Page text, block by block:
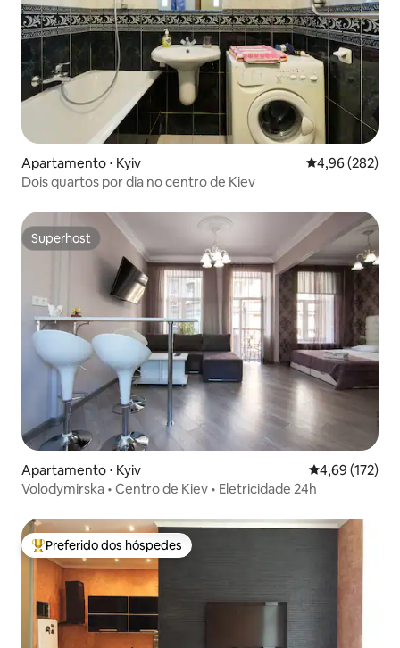
Apartamento ⋅ Kyiv 4,96 de uma
4,96 (282)
Dois quartos por dia no centro de Kiev
Superhost
Superhost
Apartamento ⋅ Kyiv 4,69 de uma
4,69 (172)
Volodymirska • Centro de Kiev • Eletricidade 24h
Entre os melhores preferidos dos hóspedes
Preferido dos hóspedes